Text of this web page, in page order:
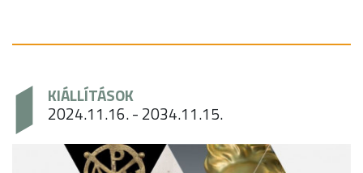
KIÁLLÍTÁSOK
2024.11.16. - 2034.11.15.